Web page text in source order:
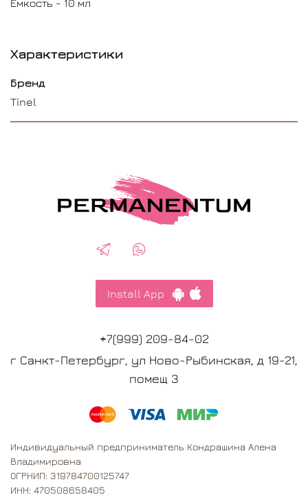
Емкость - 10 мл
Характеристики
Бренд
Tinel
Install App
+7(999) 209-84-02
г Санкт-Петербург, ул Ново-Рыбинская, д 19-21,
помещ 3
Индивидуальный предприниматель Кондрашина Алена
Владимировна
ОГРНИП: 319784700125747
ИНН: 470508658405